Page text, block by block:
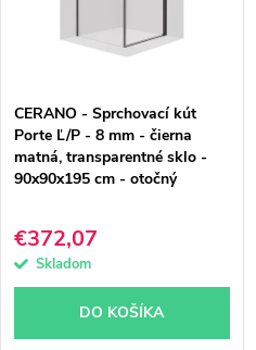
p
r
o
d
u
r
o
d
u
CERANO - Sprchovací kút
Porte Ľ/P - 8 mm - čierna
matná, transparentné sklo -
90x90x195 cm - otočný
€372,07
Skladom
DO KOŠÍKA